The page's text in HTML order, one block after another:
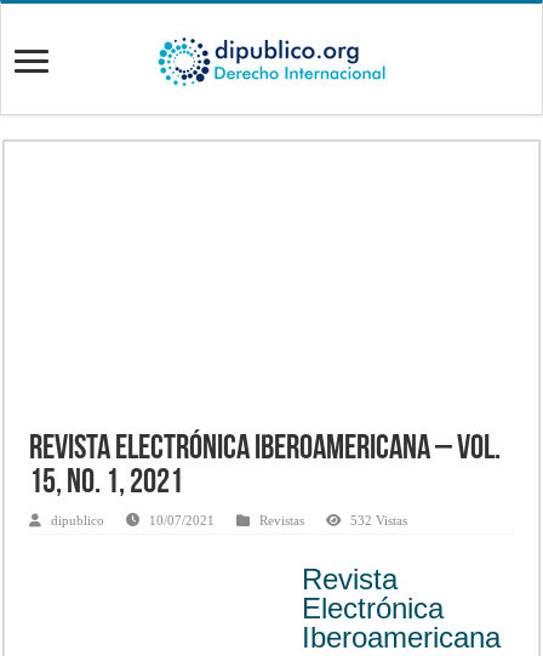
Revista Electrónica Iberoamericana – Vol.
15, No. 1, 2021
dipublico 10/07/2021 Revistas 532 Vistas
Revista
Electrónica
Iberoamericana